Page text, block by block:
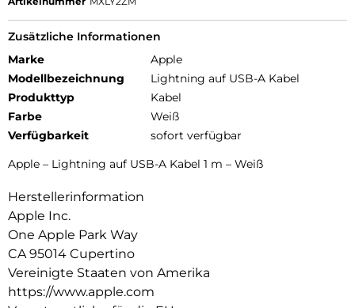
Zusätzliche Informationen
Marke
Apple
Modellbezeichnung
Lightning auf USB-A Kabel
Produkttyp
Kabel
Farbe
Weiß
Verfügbarkeit
sofort verfügbar
Apple – Lightning auf USB-A Kabel 1 m – Weiß
Herstellerinformation
Apple Inc.
One Apple Park Way
CA 95014 Cupertino
Vereinigte Staaten von Amerika
https://www.apple.com